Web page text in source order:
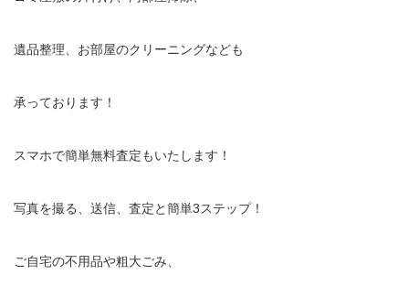
遺品整理、お部屋のクリーニングなども
承っております！
スマホで簡単無料査定もいたします！
写真を撮る、送信、査定と簡単3ステップ！
ご自宅の不用品や粗大ごみ、